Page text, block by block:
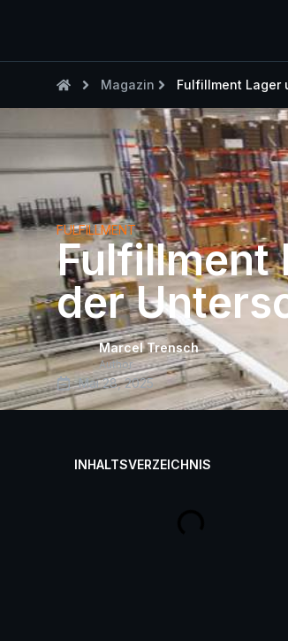
Magazin Fulfillment Lager
FULFILLMENT
Fulfillment
der
Marcel Trensch
Author
Mai 28, 2025
INHALTSVERZEICHNIS